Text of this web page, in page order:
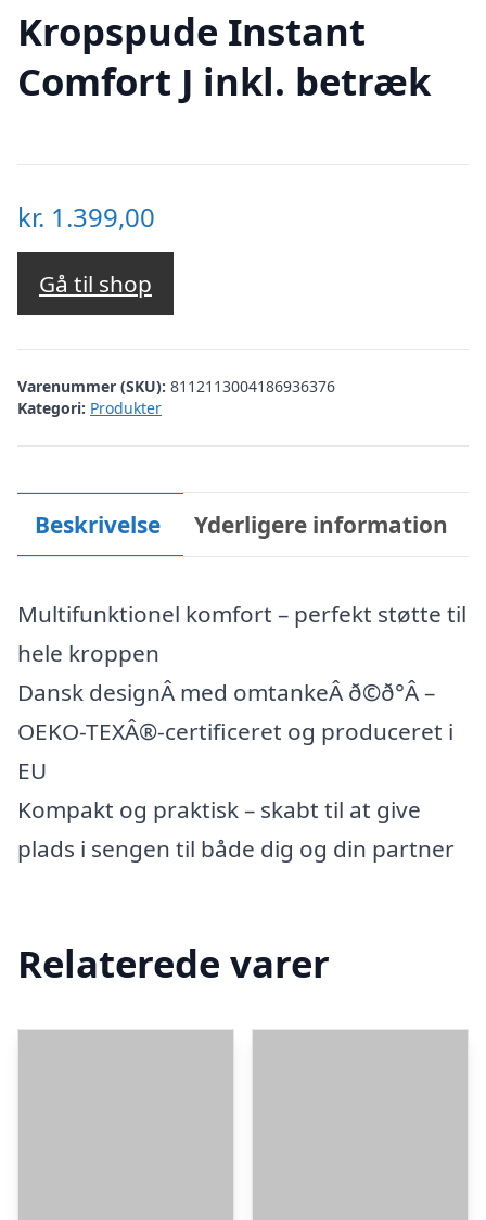
Kropspude Instant
Comfort J inkl. betræk
kr. 1.399,00
Gå til shop
Varenummer (SKU): 8112113004186936376
Kategori: Produkter
Beskrivelse Yderligere information
Multifunktionel komfort – perfekt støtte til
hele kroppen
Dansk designÂ med omtankeÂ ð©ð°Â –
OEKO-TEXÂ®-certificeret og produceret i
EU
Kompakt og praktisk – skabt til at give
plads i sengen til både dig og din partner
Relaterede varer